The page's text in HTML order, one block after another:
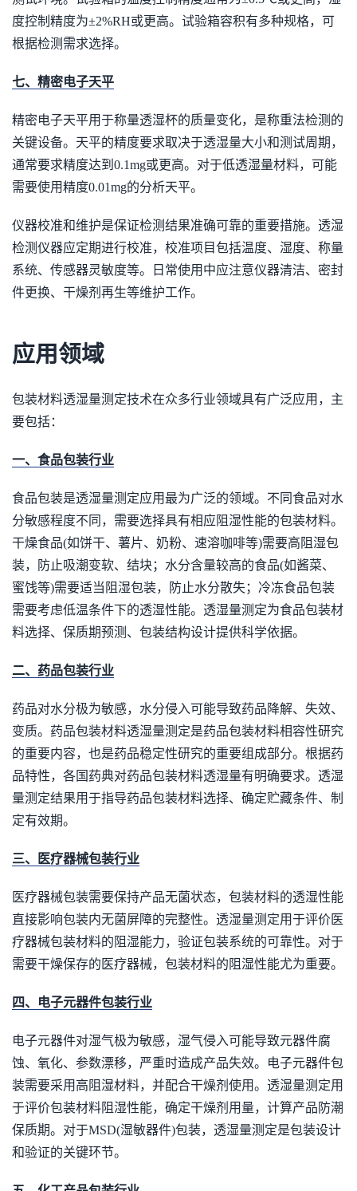
度控制精度为±2%RH或更高。试验箱容积有多种规格，可
根据检测需求选择。
七、精密电子天平
精密电子天平用于称量透湿杯的质量变化，是称重法检测的
关键设备。天平的精度要求取决于透湿量大小和测试周期，
通常要求精度达到0.1mg或更高。对于低透湿量材料，可能
需要使用精度0.01mg的分析天平。
仪器校准和维护是保证检测结果准确可靠的重要措施。透湿
检测仪器应定期进行校准，校准项目包括温度、湿度、称量
系统、传感器灵敏度等。日常使用中应注意仪器清洁、密封
件更换、干燥剂再生等维护工作。
应用领域
包装材料透湿量测定技术在众多行业领域具有广泛应用，主
要包括：
一、食品包装行业
食品包装是透湿量测定应用最为广泛的领域。不同食品对水
分敏感程度不同，需要选择具有相应阻湿性能的包装材料。
干燥食品(如饼干、薯片、奶粉、速溶咖啡等)需要高阻湿包
装，防止吸潮变软、结块；水分含量较高的食品(如酱菜、
蜜饯等)需要适当阻湿包装，防止水分散失；冷冻食品包装
需要考虑低温条件下的透湿性能。透湿量测定为食品包装材
料选择、保质期预测、包装结构设计提供科学依据。
二、药品包装行业
药品对水分极为敏感，水分侵入可能导致药品降解、失效、
变质。药品包装材料透湿量测定是药品包装材料相容性研究
的重要内容，也是药品稳定性研究的重要组成部分。根据药
品特性，各国药典对药品包装材料透湿量有明确要求。透湿
量测定结果用于指导药品包装材料选择、确定贮藏条件、制
定有效期。
三、医疗器械包装行业
医疗器械包装需要保持产品无菌状态，包装材料的透湿性能
直接影响包装内无菌屏障的完整性。透湿量测定用于评价医
疗器械包装材料的阻湿能力，验证包装系统的可靠性。对于
需要干燥保存的医疗器械，包装材料的阻湿性能尤为重要。
四、电子元器件包装行业
电子元器件对湿气极为敏感，湿气侵入可能导致元器件腐
蚀、氧化、参数漂移，严重时造成产品失效。电子元器件包
装需要采用高阻湿材料，并配合干燥剂使用。透湿量测定用
于评价包装材料阻湿性能，确定干燥剂用量，计算产品防潮
保质期。对于MSD(湿敏器件)包装，透湿量测定是包装设计
和验证的关键环节。